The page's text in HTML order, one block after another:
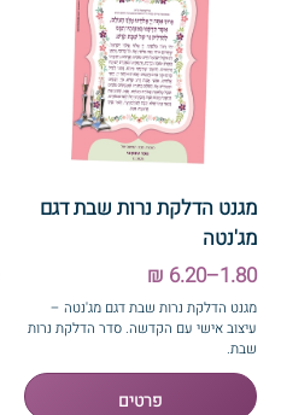
הזמנות לבר מצווה
הזמנות לבת מצווה
הזמנות לחלאקה
מזכרות לארועים
מגנט הדלקת נרות שבת דגם
מג'נטה
1.80–6.20 ₪
מגנט הדלקת נרות שבת דגם מג'נטה –
עיצוב אישי עם הקדשה. סדר הדלקת נרות
שבת.